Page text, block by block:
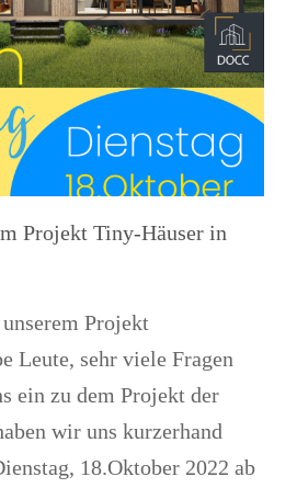
Projekt Tiny-Häuser in
Projekt
Leute, sehr viele Fragen
ein zu dem Projekt der
wir uns kurzerhand
18.Oktober 2022 ab